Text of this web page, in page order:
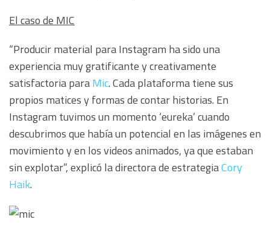
El caso de MIC
“Producir material para Instagram ha sido una
experiencia muy gratificante y creativamente
satisfactoria paraMic. Cada plataforma tiene sus
propios matices y formas de contar historias. En
Instagram tuvimos un momento ‘eureka’ cuando
descubrimos que había un potencial en las imágenes en
movimiento y en los videos animados, ya que estaban
sin explotar”, explicó la directora de estrategiaCory
Haik.